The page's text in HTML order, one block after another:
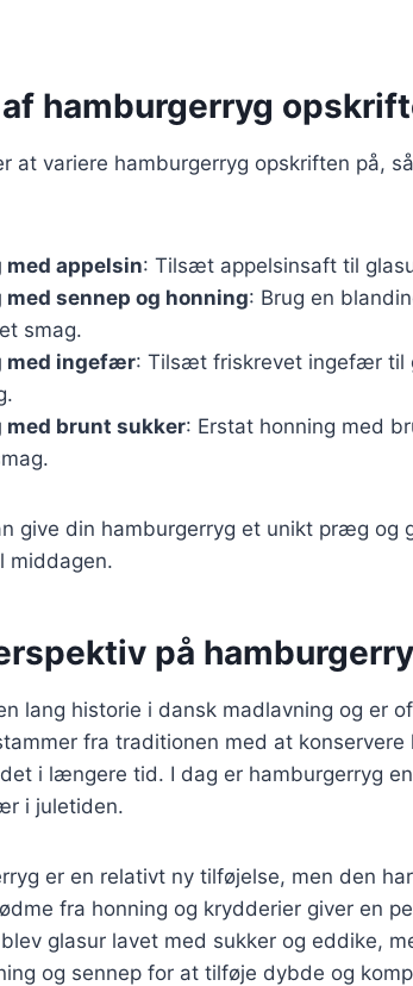
hamburgerryg
at variere hamburgerryg opskriften på,
med appelsin: Tilsæt appelsinsaft til
sennep og honning: Brug en
smag.
med ingefær: Tilsæt friskrevet ingefær til
med brunt sukker: Erstat honning med
give din hamburgerryg et unikt præg og
middagen.
på
lang historie i dansk madlavning og er
fra traditionen med at
i længere tid. I dag er hamburgerryg
i juletiden.
er en relativt ny tilføjelse, men den
fra honning og krydderier giver en
glasur lavet med sukker og eddike,
og sennep for at tilføje dybde og